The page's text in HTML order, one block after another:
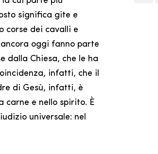
significa gite e
corse dei cavalli e
oggi fanno parte
dalla Chiesa, che le ha
infatti, che il
di Gesù, infatti, è
carne e nello spirito. È
universale: nel